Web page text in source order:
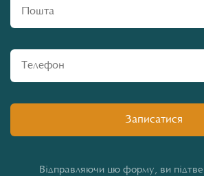
Відправляючи цю форму, ви